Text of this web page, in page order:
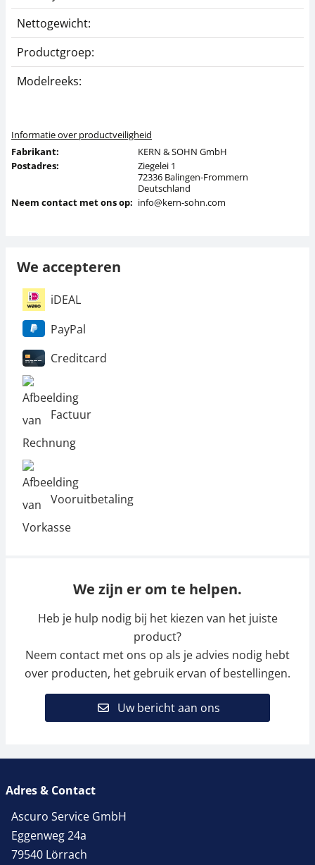
Nettogewicht:
Productgroep:
Modelreeks:
Informatie over productveiligheid
Fabrikant:
KERN & SOHN GmbH
Postadres:
Ziegelei 1
72336 Balingen-Frommern
Deutschland
Neem contact met ons op: info@kern-sohn.com
We accepteren
iDEAL
PayPal
Creditcard
Factuur
Vooruitbetaling
We zijn er om te helpen.
Heb je hulp nodig bij het kiezen van het juiste
product?
Neem contact met ons op als je advies nodig hebt
over producten, het gebruik ervan of bestellingen.
Uw bericht aan ons
Adres & Contact
Ascuro Service GmbH
Eggenweg 24a
79540 Lörrach